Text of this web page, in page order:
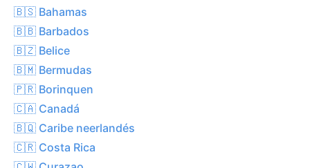
🇧🇸 Bahamas
🇧🇧 Barbados
🇧🇿 Belice
🇧🇲 Bermudas
🇵🇷 Borinquen
🇨🇦 Canadá
🇧🇶 Caribe neerlandés
🇨🇷 Costa Rica